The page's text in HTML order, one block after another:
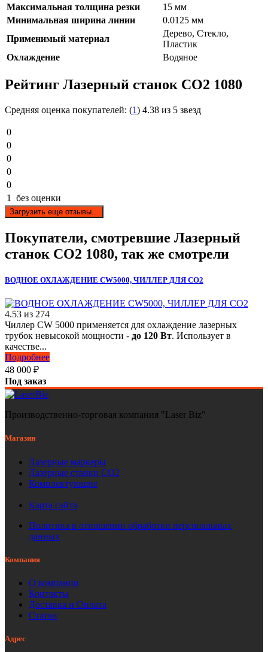
Максимальная толщина резки
15 мм
Минимальная ширина линии
0.0125 мм
Применимый материал
Дерево, Стекло,
Пластик
Охлаждение
Водяное
Рейтинг Лазерный станок СО2 1080
Средняя оценка покупателей: (1) 4.38 из 5 звезд
0
0
0
0
0
1
без оценки
Загрузить еще отзывы...
Покупатели, смотревшие Лазерный
станок СО2 1080, так же смотрели
ВОДНОЕ ОХЛАЖДЕНИЕ CW5000, ЧИЛЛЕР ДЛЯ CO2
4.53 из 274
Чиллер CW 5000 применяется для охлаждение лазерных
трубок невысокой мощности - до 120 Вт. Использует в
качестве...
Подробнее
48 000 ₽
Под заказ
Производственно-торговая компания "Laser Biz"
Магазин
Лазерные маркеры
Лазерные станки СО2
Комплектующие
Карта сайта
Политика в отношении обработки персональных
данных
Компания
О компании
Контакты
Доставка и Оплата
Статьи
Адрес